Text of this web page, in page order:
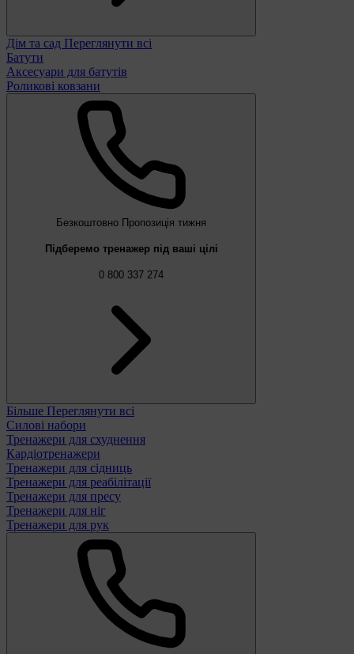
Дім та сад Переглянути всі
Батути
Аксесуари для батутів
Роликові ковзани
Безкоштовно Пропозиція тижня
Підберемо тренажер під ваші цілі
0 800 337 274
Більше Переглянути всі
Силові набори
Тренажери для схуднення
Кардіотренажери
Тренажери для сідниць
Тренажери для реабілітації
Тренажери для пресу
Тренажери для ніг
Тренажери для рук